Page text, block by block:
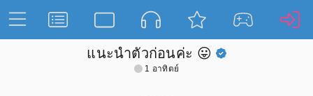
แนะนำตัวก่อนค่ะ 😛
1 อาทิตย์